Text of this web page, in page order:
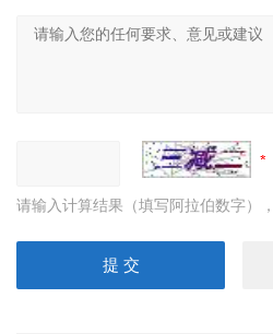
请输入计算结果（填写阿拉伯数字）